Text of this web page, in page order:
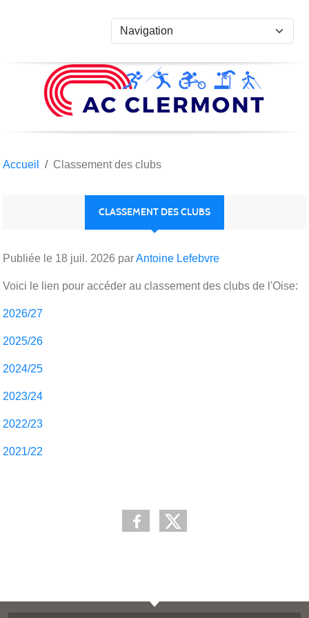
Accueil Classement des clubs
CLASSEMENT DES CLUBS
Publiée le 18 juil. 2026 parAntoine Lefebvre
Voici le lien pour accéder au classement des clubs de l'Oise:
2026/27
2025/26
2024/25
2023/24
2022/23
2021/22